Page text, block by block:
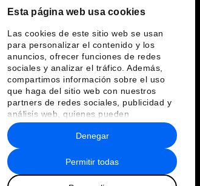
Esta página web usa cookies
Las cookies de este sitio web se usan
para personalizar el contenido y los
anuncios, ofrecer funciones de redes
sociales y analizar el tráfico. Además,
compartimos información sobre el uso
que haga del sitio web con nuestros
partners de redes sociales, publicidad y
análisis web, quienes pueden
combinarla con otra información que les
haya proporcionado o que hayan
recopilado a partir del uso que haya
hecho de sus servicios.
Permitir todas
Denegar